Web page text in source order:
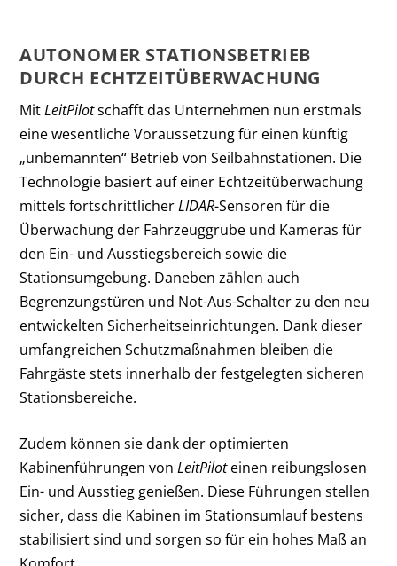
AUTONOMER STATIONSBETRIEB
DURCH ECHTZEITÜBERWACHUNG
MitLeitPilotschafft das Unternehmen nun erstmals
eine wesentliche Voraussetzung für einen künftig
„unbemannten“ Betrieb von Seilbahnstationen. Die
Technologie basiert auf einer Echtzeitüberwachung
mittels fortschrittlicherLIDAR-Sensoren für die
Überwachung der Fahrzeuggrube und Kameras für
den Ein- und Ausstiegsbereich sowie die
Stationsumgebung. Daneben zählen auch
Begrenzungstüren und Not-Aus-Schalter zu den neu
entwickelten Sicherheitseinrichtungen. Dank dieser
umfangreichen Schutzmaßnahmen bleiben die
Fahrgäste stets innerhalb der festgelegten sicheren
Stationsbereiche.
Zudem können sie dank der optimierten
Kabinenführungen vonLeitPiloteinen reibungslosen
Ein- und Ausstieg genießen. Diese Führungen stellen
sicher, dass die Kabinen im Stationsumlauf bestens
stabilisiert sind und sorgen so für ein hohes Maß an